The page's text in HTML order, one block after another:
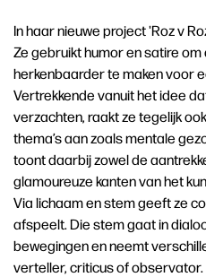
In haar nieuwe project 'Roz v
Ze gebruikt humor en satire
herkenbaarder te maken voor
Vertrekkende vanuit het idee
verzachten, raakt ze tegelijk
thema’s aan zoals mentale
toont daarbij zowel de
glamoureuze kanten van het
Via lichaam en stem geeft ze
afspeelt. Die stem gaat in
bewegingen en neemt
verteller, criticus of observator.